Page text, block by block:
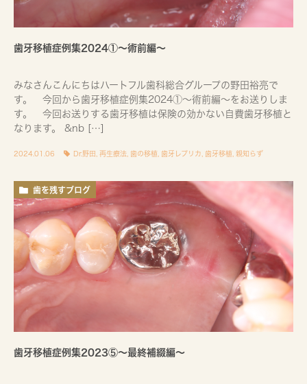
歯牙移植症例集2024①〜術前編〜
みなさんこんにちはハートフル歯科総合グループの野田裕亮で
す。 今回から歯牙移植症例集2024①～術前編～をお送りしま
す。 今回お送りする歯牙移植は保険の効かない自費歯牙移植と
なります。 &nb […]
2024.01.06 Dr.野田 再生療法 歯の移植 歯牙レプリカ 歯牙移植 親知らず
歯を残すブログ
歯牙移植症例集2023⑤〜最終補綴編〜